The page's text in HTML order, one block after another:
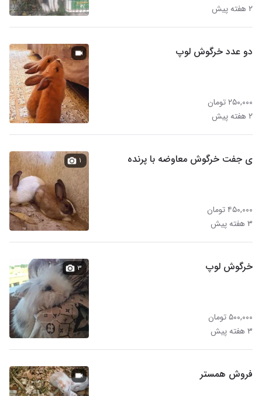
۲ هفته پیش
دو عدد خرگوش لوپ
۲۵۰,۰۰۰ تومان
۲ هفته پیش
ی جفت خرگوش معاوضه با پرنده
۴۵۰,۰۰۰ تومان
۳ هفته پیش
۱
خرگوش لوپ
۵۰۰,۰۰۰ تومان
۳ هفته پیش
۳
فروش همستر